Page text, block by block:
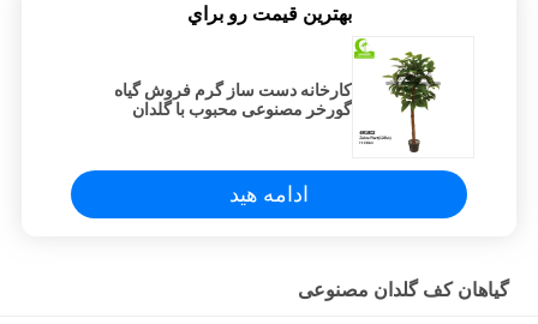
بهترين قيمت رو براي
کارخانه دست ساز گرم فروش گیاه
گورخر مصنوعی محبوب با گلدان
ادامه هید
گیاهان کف گلدان مصنوعی